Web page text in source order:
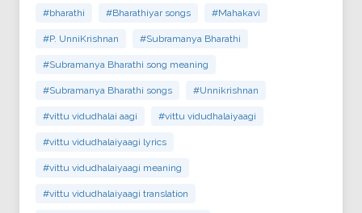
#bharathi #Bharathiyar songs #Mahakavi
#P. UnniKrishnan #Subramanya Bharathi
#Subramanya Bharathi song meaning
#Subramanya Bharathi songs #Unnikrishnan
#vittu vidudhalai aagi #vittu vidudhalaiyaagi
#vittu vidudhalaiyaagi lyrics
#vittu vidudhalaiyaagi meaning
#vittu vidudhalaiyaagi translation